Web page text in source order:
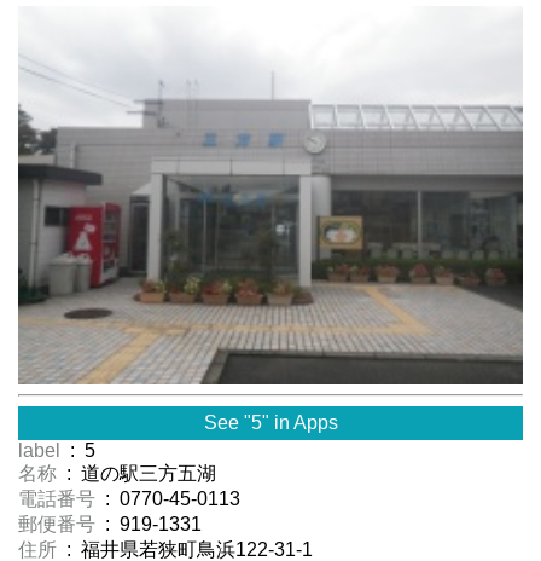
See "5" in Apps
label
: 5
名称 : 道の駅三方五湖
電話番号 : 0770-45-0113
郵便番号 : 919-1331
住所 : 福井県若狭町鳥浜122-31-1